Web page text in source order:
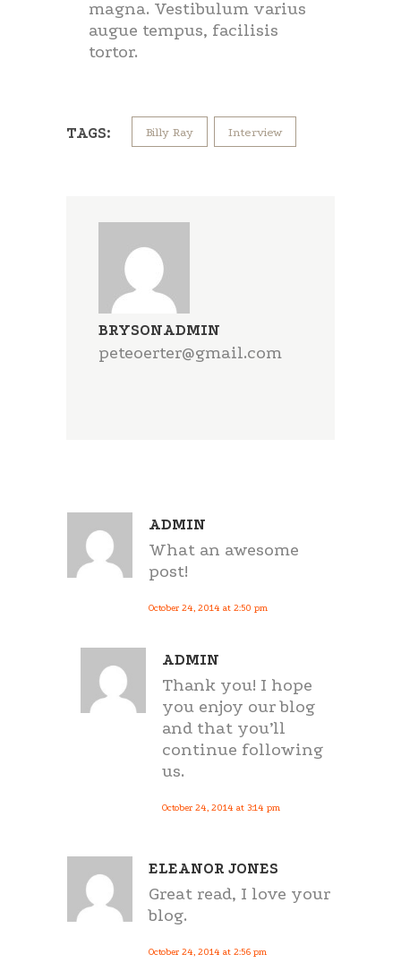
magna. Vestibulum varius
augue tempus, facilisis
tortor.
TAGS: Billy Ray Interview
BRYSONADMIN
peteoerter@gmail.com
ADMIN
What an awesome
post!
October 24, 2014 at 2:50 pm
ADMIN
Thank you! I hope
you enjoy our blog
and that you’ll
continue following
us.
October 24, 2014 at 3:14 pm
ELEANOR JONES
Great read, I love your
blog.
October 24, 2014 at 2:56 pm